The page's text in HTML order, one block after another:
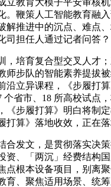
。鞭策人工智能教育融
解推进中的沉点、难点
司担任人通过记者问答？
培育复合型交叉人才；
师步队的智能素养提拔
沿立异课程，《步履打算
个省市、18 所高校试点
《步履打算》明白将制
打算》落地收效，正在落
发文，是贯彻落实决策
资、「两沉」经费结构
点根本设备项目，别离
育、聚焦适用场景、统